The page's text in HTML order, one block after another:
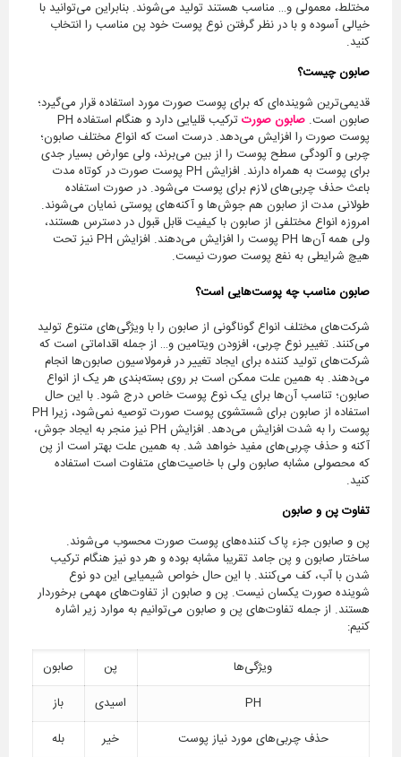
مختلط، معمولی و… مناسب هستند تولید می‌شوند. بنابراین می‌توانید با
خیالی آسوده و با در نظر گرفتن نوع پوست خود پن مناسب را انتخاب
کنید.
صابون چیست؟
قدیمی‌ترین شوینده‌ای که برای پوست صورت مورد استفاده قرار می‌گیرد؛
صابون است.صابون صورت
ترکیب قلیایی دارد و هنگام استفاده PH
پوست صورت را افزایش می‌دهد. درست است که انواع مختلف صابون؛
چربی و آلودگی سطح پوست را از بین می‌برند، ولی عوارض بسیار جدی
برای پوست به همراه دارند. افزایش PH پوست صورت در کوتاه مدت
باعث حذف چربی‌های لازم برای پوست می‌شود. در صورت استفاده
طولانی مدت از صابون هم جوش‌ها و آکنه‌های پوستی نمایان می‌شوند.
امروزه انواع مختلفی از صابون با کیفیت قابل قبول در دسترس هستند،
ولی همه آن‌ها PH پوست را افزایش می‌دهند. افزایش PH نیز تحت
هیچ شرایطی به نفع پوست صورت نیست.
صابون مناسب چه پوست‌هایی است؟
شرکت‌های مختلف انواع گوناگونی از صابون را با ویژگی‌های متنوع تولید
می‌کنند. تغییر نوع چربی، افزودن ویتامین و… از جمله اقداماتی است که
شرکت‌های تولید کننده برای ایجاد تغییر در فرمولاسیون صابون‌ها انجام
می‌دهند. به همین علت ممکن است بر روی بسته‌بندی هر یک از انواع
صابون؛ تناسب آن‌ها برای یک نوع پوست خاص درج شود. با این حال
استفاده از صابون برای شستشوی پوست صورت توصیه نمی‌شود، زیرا PH
پوست را به شدت افزایش می‌دهد. افزایش PH نیز منجر به ایجاد جوش،
آکنه و حذف چربی‌های مفید خواهد شد. به همین علت بهتر است از پن
که محصولی مشابه صابون ولی با خاصیت‌های متفاوت است استفاده
کنید.
تفاوت پن و صابون
پن و صابون جزء پاک کننده‌های پوست صورت محسوب می‌شوند.
ساختار صابون و پن جامد تقریبا مشابه بوده و هر دو نیز هنگام ترکیب
شدن با آب، کف می‌کنند. با این حال خواص شیمیایی این دو نوع
شوینده صورت یکسان نیست. پن و صابون از تفاوت‌های مهمی برخوردار
هستند. از جمله تفاوت‌های پن و صابون می‌توانیم به موارد زیر اشاره
کنیم:
ویژگی‌ها پن
صابون
PH
اسیدی
باز
حذف چربی‌های مورد نیاز پوست
خیر
بله